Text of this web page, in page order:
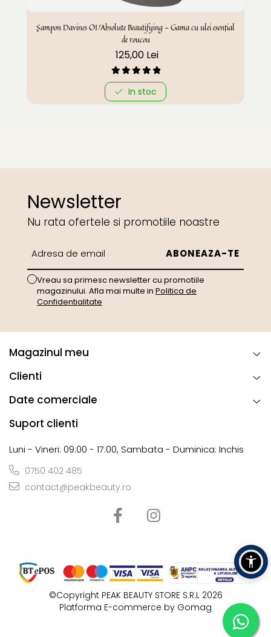
Șampon Davines OI/Absolute Beautifying - Gama cu ulei esențial
de roucou
125,00 Lei
In stoc
Newsletter
Nu rata ofertele si promotiile noastre
Vreau sa primesc newsletter cu promotiile
magazinului. Afla mai multe in Politica de
Confidentialitate
Magazinul meu
Clienti
Date comerciale
Suport clienti
Luni - Vineri: 09:00 - 17:00, Sambata - Duminica: Inchis
0750 402 485
contact@peakbeauty.ro
©Copyright PEAK BEAUTY STORE S.R.L 2026
Platforma E-commerce by Gomag